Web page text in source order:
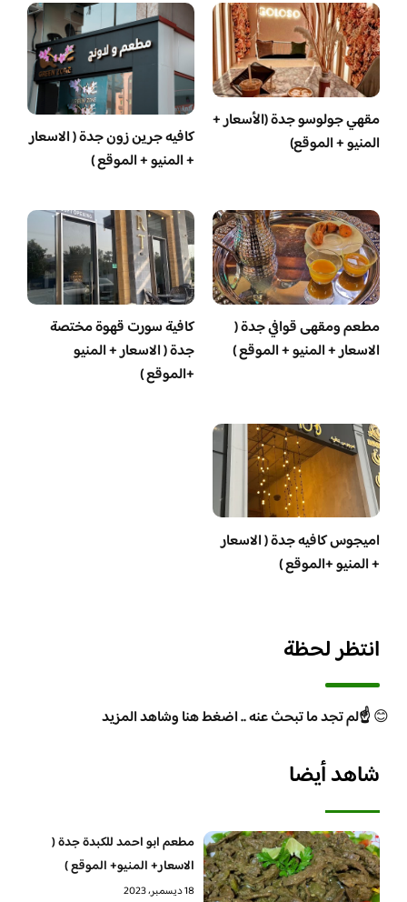
مقهي جولوسو جدة (الأسعار +
المنيو + الموقع)
كافيه جرين زون جدة ( الاسعار
+ المنيو + الموقع )
مطعم ومقهى قوافي جدة (
الاسعار + المنيو + الموقع )
كافية سورت قهوة مختصة
جدة ( الاسعار + المنيو
+الموقع )
اميجوس كافيه جدة ( الاسعار
+ المنيو +الموقع )
انتظر لحظة
😊☝️لم تجد ما تبحث عنه .. اضغط هنا وشاهد المزيد
شاهد أيضا
مطعم ابو احمد للكبدة جدة (
الاسعار+ المنيو+ الموقع )
18 ديسمبر، 2023